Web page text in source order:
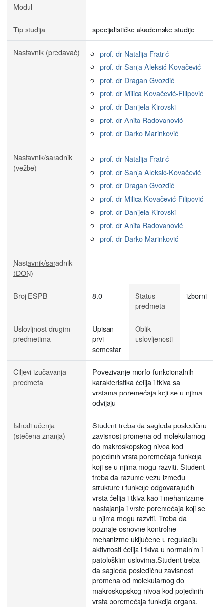
Modul
Tip studija specijalističke akademske studije
Nastavnik (predavač)
prof. dr Natalija Fratrić
prof. dr Sanja Aleksić-Kovačević
prof. dr Dragan Gvozdić
prof. dr Milica Kovačević-Filipović
prof. dr Danijela Kirovski
prof. dr Anita Radovanović
prof. dr Darko Marinković
Nastavnik/saradnik
(vežbe)
prof. dr Natalija Fratrić
prof. dr Sanja Aleksić-Kovačević
prof. dr Dragan Gvozdić
prof. dr Milica Kovačević-Filipović
prof. dr Danijela Kirovski
prof. dr Anita Radovanović
prof. dr Darko Marinković
Nastavnik/saradnik
(DON)
Broj ESPB 8.0
Status
predmeta
izborni
Uslovljnost drugim
predmetima
Upisan
prvi
semestar
Oblik
uslovljenosti
Ciljevi izučavanja
predmeta
Povezivanje morfo-funkcionalnih
karakteristika ćelija i tkiva sa
vrstama poremećaja koji se u njima
odvijaju
Ishodi učenja
(stečena znanja)
Student treba da sagleda posledičnu
zavisnost promena od molekularnog
do makroskopskog nivoa kod
pojedinih vrsta poremećaja funkcija
koji se u njima mogu razviti. Student
treba da razume vezu između
strukture i funkcije odgovarajućih
vrsta ćelija i tkiva kao i mehanizame
nastajanja i vrste poremećaja koji se
u njima mogu razviti. Treba da
poznaje osnovne kontrolne
mehanizme uključene u regulaciju
aktivnosti ćelija i tkiva u normalnim i
patološkim uslovima.Student treba
da sagleda posledičnu zavisnost
promena od molekularnog do
makroskopskog nivoa kod pojedinih
vrsta poremećaja funkcija organa.